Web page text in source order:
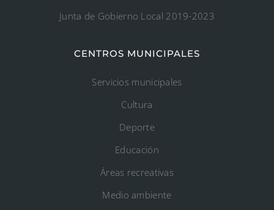
Junta de Gobierno Local 2019-2023
CENTROS MUNICIPALES
Servicios municipales
Cultura
Deporte
Educación
Áreas recreativas
Medio ambiente